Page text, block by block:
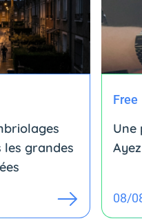
les grandes
Free
Une
08/